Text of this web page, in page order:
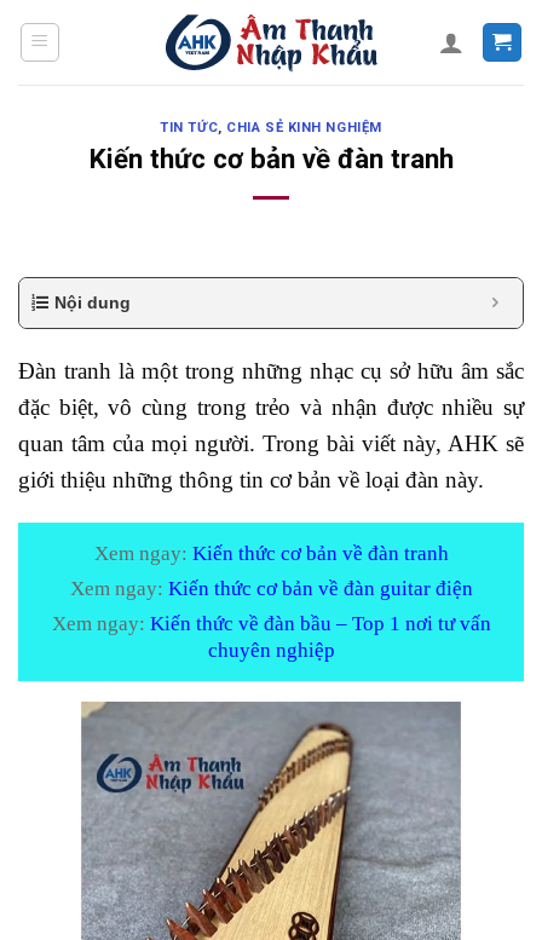
TIN TỨC, CHIA SẺ KINH NGHIỆM
Kiến thức cơ bản về đàn tranh
Nội dung
Đàn tranh là một trong những nhạc cụ sở hữu âm sắc
đặc biệt, vô cùng trong trẻo và nhận được nhiều sự
quan tâm của mọi người. Trong bài viết này, AHK sẽ
giới thiệu những thông tin cơ bản về loại đàn này.
Xem ngay: Kiến thức cơ bản về đàn tranh
Xem ngay: Kiến thức cơ bản về đàn guitar điện
Xem ngay: Kiến thức về đàn bầu – Top 1 nơi tư vấn
chuyên nghiệp